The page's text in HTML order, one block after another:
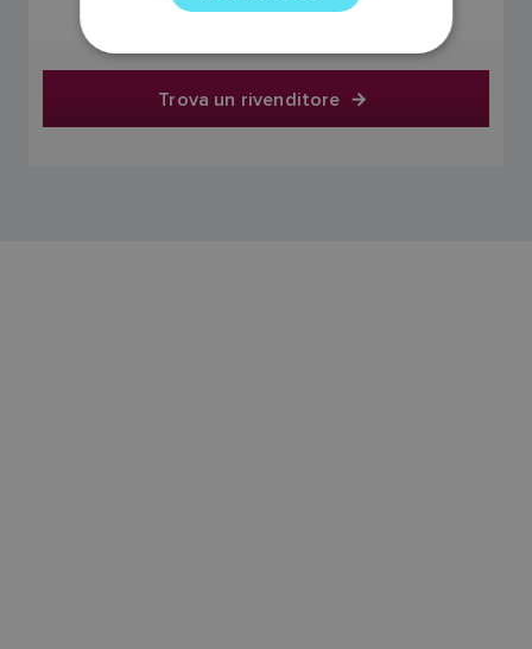
Il prezzo include l'IVA
Trova un rivenditore
NORWEGIAN
FINNISH